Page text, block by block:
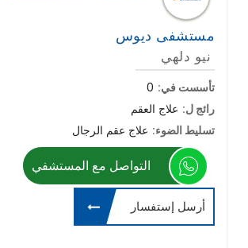
مستشفى ديوس
نيو دلهي
تأسست في: 0
رائج ل: علاج العقم
تسليط الضوء: علاج عقم الرجال
التواصل مع المستشفي
أرسل إستفسار